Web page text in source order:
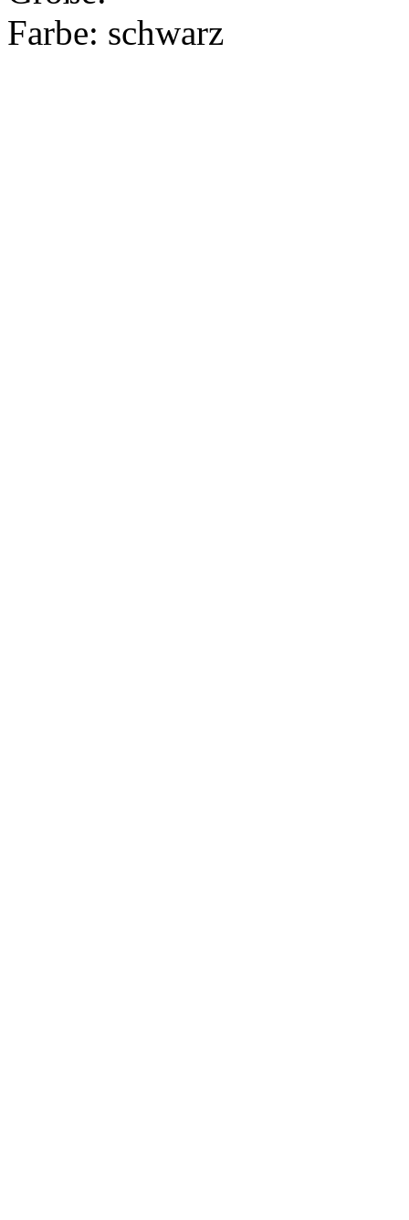
Farbe: schwarz